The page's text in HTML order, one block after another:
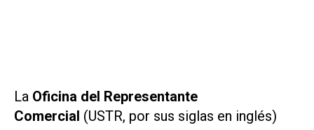
La Oficina del Representante
Comercial (USTR, por sus siglas en inglés)